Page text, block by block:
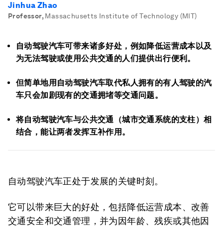
Jinhua Zhao
Professor, Massachusetts Institute of Technology (MIT)
自动驾驶汽车可带来诸多好处，例如降低运营成本以及
为无法驾驶或使用公共交通的人们提供出行便利。
但简单地用自动驾驶汽车取代私人拥有的有人驾驶的汽
车只会加剧现有的交通拥堵等交通问题。
将自动驾驶汽车与公共交通（城市交通系统的支柱）相
结合，能让两者发挥互补作用。
自动驾驶汽车正处于发展的关键时刻。
它可以带来巨大的好处，包括降低运营成本、改善
交通安全和交通管理，并为因年龄、残疾或其他因